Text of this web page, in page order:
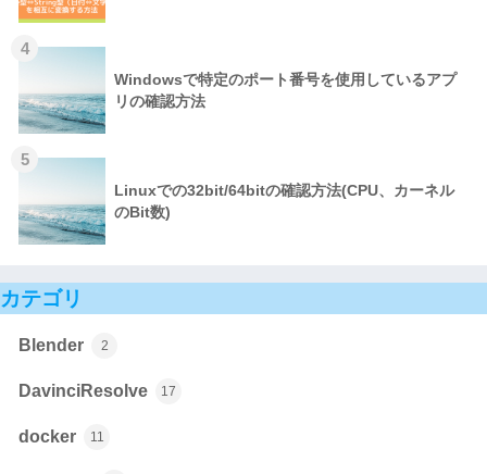
4
Windowsで特定のポート番号を使用しているアプ
リの確認方法
5
Linuxでの32bit/64bitの確認方法(CPU、カーネル
のBit数)
カテゴリ
Blender 2
DavinciResolve 17
docker 11